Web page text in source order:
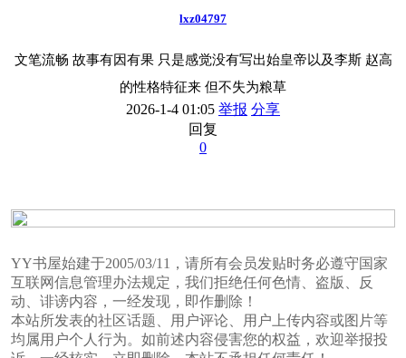
lxz04797
文笔流畅 故事有因有果 只是感觉没有写出始皇帝以及李斯 赵高
的性格特征来 但不失为粮草
2026-1-4 01:05 举报 分享
回复
0
YY书屋始建于2005/03/11，请所有会员发贴时务必遵守国家
互联网信息管理办法规定，我们拒绝任何色情、盗版、反
动、诽谤内容，一经发现，即作删除！
本站所发表的社区话题、用户评论、用户上传内容或图片等
均属用户个人行为。如前述内容侵害您的权益，欢迎举报投